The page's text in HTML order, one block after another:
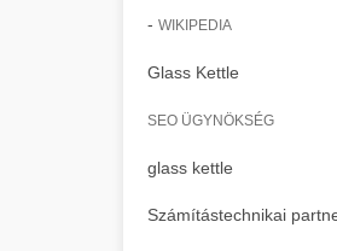
- WIKIPEDIA
Glass Kettle
SEO ÜGYNÖKSÉG
glass kettle
Számítástechnikai